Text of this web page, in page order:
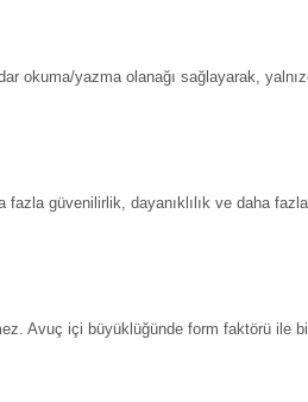
okuma/yazma olanağı sağlayarak,
fazla güvenilirlik, dayanıklılık ve daha
Avuç içi büyüklüğünde form faktörü